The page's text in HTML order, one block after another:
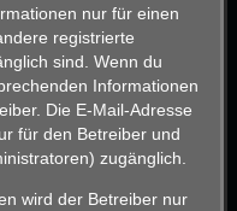
nur für einen
registrierte
sind. Wenn du
Informationen
Die E-Mail-Adresse
für den Betreiber und
zugänglich.
wird der Betreiber nur